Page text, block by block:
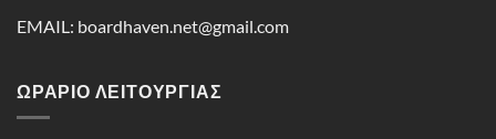
EMAIL: boardhaven.net@gmail.com
ΩΡΑΡΙΟ ΛΕΙΤΟΥΡΓΙΑΣ